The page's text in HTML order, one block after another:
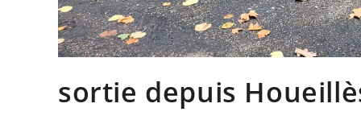
sortie depuis